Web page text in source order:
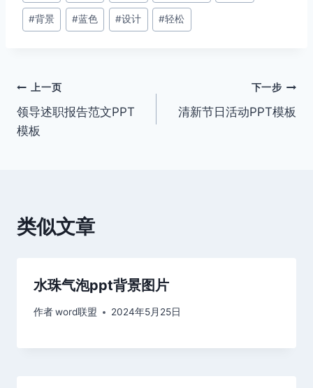
签：
#背景 #蓝色 #设计 #轻松
文
章
上一页
领导述职报告范文PPT
模板
下一步
清新节日活动PPT模板
类似文章
水珠气泡ppt背景图片
作者word联盟 2024年5月25日